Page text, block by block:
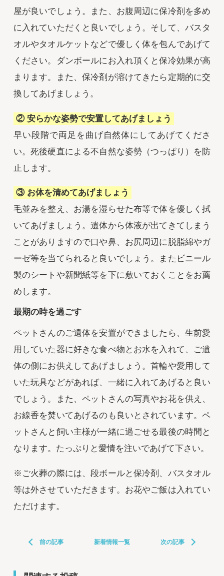
屋が良いでしょう。また、お腹周辺に保冷剤を多め
に入れていただくと良いでしょう。そして、バスタ
オルやタオルケットなどで優しく体を包んであげて
ください。ダンボールにお入れ頂くと保冷効果が高
まります。また、保冷剤が溶けてきたら定期的に交
換してあげましょう。
② 安らかな姿勢で安置してあげましょう
早い段階で両足を曲げ自然体にしてあげてくださ
い。死後硬直による不自然な姿勢（つっぱり）を防
止します。
③ お体を清めてあげましょう
毛並みを整え、お湯を湿らせた布等で体を優しく拭
いてあげましょう。遺体から体液が出てきてしまう
ことがありますので口や鼻、お尻周辺に脱脂綿やガ
ーゼ等を当てられると良いでしょう。またビニール
製のシートや新聞紙等を下に敷いておくことをお薦
めします。
最期の時を過ごす
ペットさんのご遺体を安置ができましたら、生前愛
用していた器に好きな食べ物とお水を入れて、ご遺
体の側にお供えしてあげましょう。首輪や愛用して
いた玩具などがあれば、一緒に入れてあげると良い
でしょう。また、ペットさんの写真やお花を供え、
お線香を焚いてあげるのも良いとされています。ペ
ットさんと飼い主様が一緒に過ごせる最後の時間と
なります。たっぷりと愛情を注いであげて下さい。
※ご火葬の際には、段ボールと保冷剤、バスタオル
等は外させていただきます。お花やご飯は入れてい
ただけます。
前の記事 次の記事
新着情報一覧